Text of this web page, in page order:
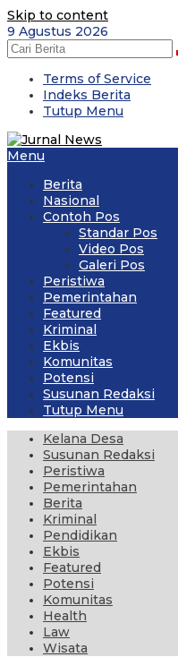
Skip to content
9 Agustus 2026
Terms of Service
Indeks Berita
Tutup Menu
Menu
Berita
Nasional
Contoh Pos
Standar Pos
Video Pos
Galeri Pos
Peristiwa
Pemerintahan
Featured
Kriminal
Ekbis
Komunitas
Potensi
Susunan Redaksi
Tutup Menu
Kelana Desa
Susunan Redaksi
Peristiwa
Pemerintahan
Berita
Kriminal
Pendidikan
Ekbis
Featured
Potensi
Komunitas
Health
Law
Wisata